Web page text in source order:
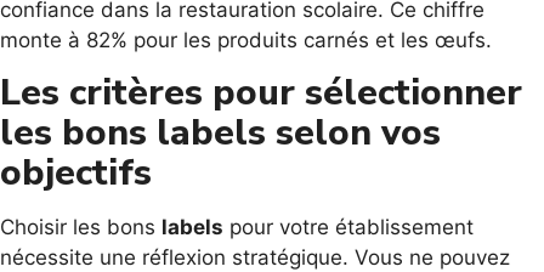
confiance dans la restauration scolaire. Ce chiffre
monte à 82% pour les produits carnés et les œufs.
Les critères pour sélectionner
les bons labels selon vos
objectifs
Choisir les bons labels pour votre établissement
nécessite une réflexion stratégique. Vous ne pouvez